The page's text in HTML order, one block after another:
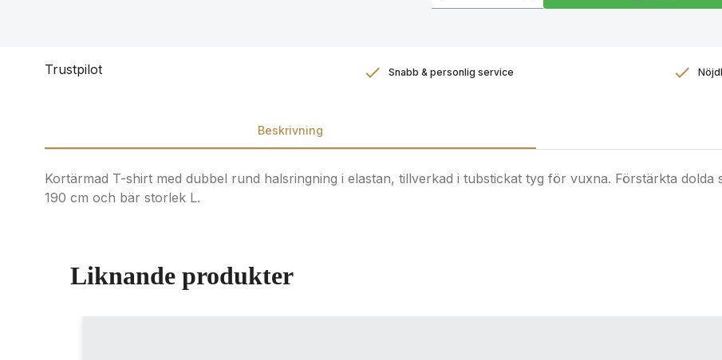
Trustpilot Snabb & personlig service
Beskrivning
Kortärmad T-shirt med dubbel rund halsringning i elastan, tillverkad i tubstickat tyg för vuxna. Förstärkta
190 cm och bär storlek L.
Liknande produkter